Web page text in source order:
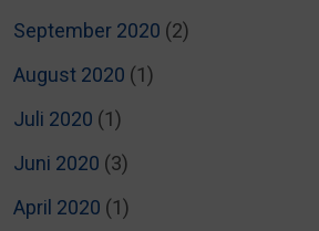
September 2020 (2)
August 2020 (1)
Juli 2020 (1)
Juni 2020 (3)
April 2020 (1)